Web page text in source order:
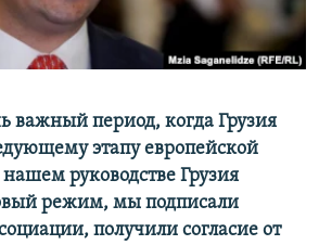
важный период, когда Грузия
этапу европейской
руководстве Грузия
режим, мы подписали
получили согласие от